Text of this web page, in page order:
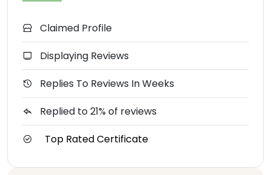
Claimed Profile
Displaying Reviews
Replies To Reviews In Weeks
Replied to 21% of reviews
Top Rated Certificate